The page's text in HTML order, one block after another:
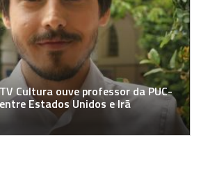
Cultura ouve professor da PUC-
Estados Unidos e Irã